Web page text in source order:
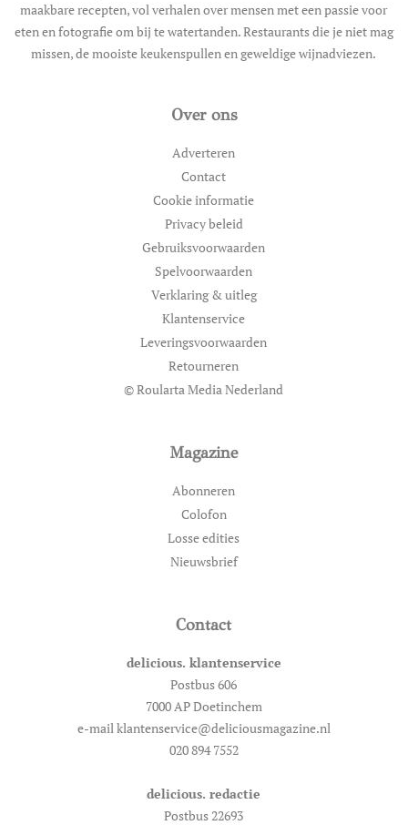
maakbare recepten, vol verhalen over mensen met een passie voor
eten en fotografie om bij te watertanden. Restaurants die je niet mag
missen, de mooiste keukenspullen en geweldige wijnadviezen.
Over ons
Adverteren
Contact
Cookie informatie
Privacy beleid
Gebruiksvoorwaarden
Spelvoorwaarden
Verklaring & uitleg
Klantenservice
Leveringsvoorwaarden
Retourneren
© Roularta Media Nederland
Magazine
Abonneren
Colofon
Losse edities
Nieuwsbrief
Contact
delicious. klantenservice
Postbus 606
7000 AP Doetinchem
e-mail klantenservice@deliciousmagazine.nl
020 894 7552
delicious. redactie
Postbus 22693